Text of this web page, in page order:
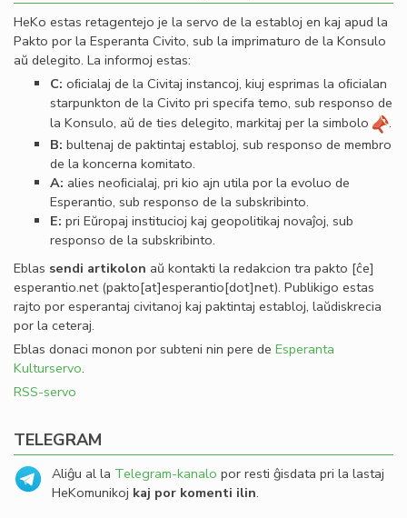
HeKo estas retagentejo je la servo de la establoj en kaj apud la
Pakto por la Esperanta Civito, sub la imprimaturo de la Konsulo
aŭ delegito. La informoj estas:
C: oﬁcialaj de la Civitaj instancoj, kiuj esprimas la oﬁcialan
starpunkton de la Civito pri specifa temo, sub responso de
la Konsulo, aŭ de ties delegito, markitaj per la simbolo
.
B: bultenaj de paktintaj establoj, sub responso de membro
de la koncerna komitato.
A: alies neoﬁcialaj, pri kio ajn utila por la evoluo de
Esperantio, sub responso de la subskribinto.
E: pri Eŭropaj institucioj kaj geopolitikaj novaĵoj, sub
responso de la subskribinto.
Eblas sendi artikolon aŭ kontakti la redakcion tra pakto [ĉe]
esperantio.net(pakto[at]esperantio[dot]net). Publikigo estas
rajto por esperantaj civitanoj kaj paktintaj establoj, laŭdiskrecia
por la ceteraj.
Eblas donaci monon por subteni nin pere de Esperanta
Kulturservo.
RSS-servo
TELEGRAM
Aliĝu al la Telegram-kanalo por resti ĝisdata pri la lastaj
HeKomunikoj kaj por komenti ilin.